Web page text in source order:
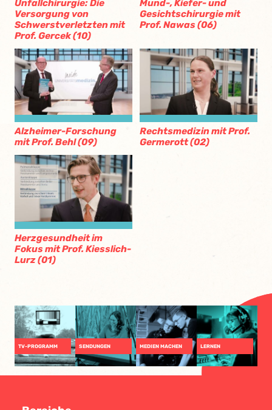
Unfallchirurgie: Die
Versorgung von
Schwerstverletzten mit
Prof. Gercek (10)
Mund-, Kiefer- und
Gesichtschirurgie mit
Prof. Nawas (06)
Alzheimer-Forschung
mit Prof. Behl (09)
Rechtsmedizin mit Prof.
Germerott (02)
Herzgesundheit im
Fokus mit Prof. Kiesslich-
Lurz (01)
TV-PROGRAMM SENDUNGEN MEDIEN MACHEN LERNEN